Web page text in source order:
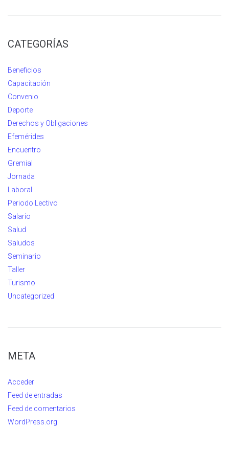
CATEGORÍAS
Beneficios
Capacitación
Convenio
Deporte
Derechos y Obligaciones
Efemérides
Encuentro
Gremial
Jornada
Laboral
Periodo Lectivo
Salario
Salud
Saludos
Seminario
Taller
Turismo
Uncategorized
META
Acceder
Feed de entradas
Feed de comentarios
WordPress.org